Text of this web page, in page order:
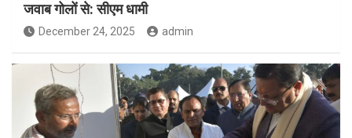
जवाब गोलों से: सीएम धामी
December 24, 2025 admin